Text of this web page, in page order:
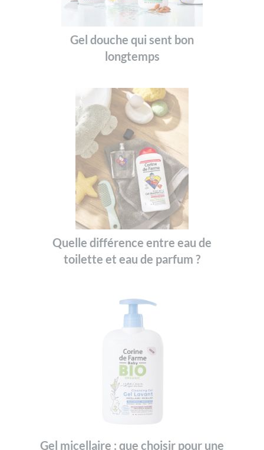
Gel douche qui sent bon
longtemps
Quelle différence entre eau de
toilette et eau de parfum ?
Gel micellaire : que choisir pour une